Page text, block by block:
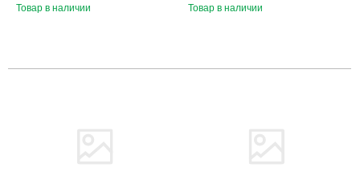
Товар в наличии Товар в наличии